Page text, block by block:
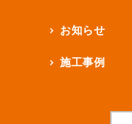
お知らせ
施工事例